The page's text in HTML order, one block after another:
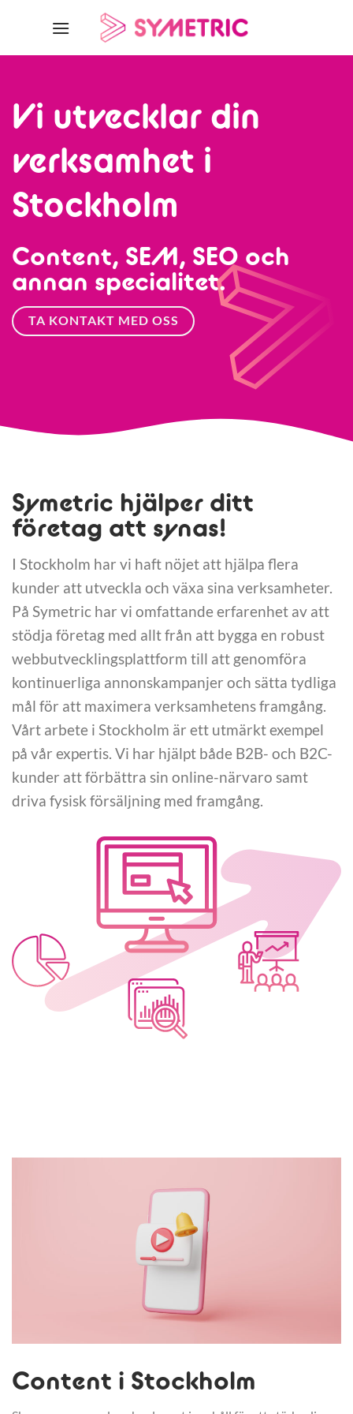
Vi utvecklar din
verksamhet i
Stockholm
Content, SEM, SEO och
annan specialitet.
TA KONTAKT MED OSS
Symetric hjälper ditt
företag att synas!
I Stockholm har vi haft nöjet att hjälpa flera
kunder att utveckla och växa sina verksamheter.
På Symetric har vi omfattande erfarenhet av att
stödja företag med allt från att bygga en robust
webbutvecklingsplattform till att genomföra
kontinuerliga annonskampanjer och sätta tydliga
mål för att maximera verksamhetens framgång.
Vårt arbete i Stockholm är ett utmärkt exempel
på vår expertis. Vi har hjälpt både B2B- och B2C-
kunder att förbättra sin online-närvaro samt
driva fysisk försäljning med framgång.
Content i Stockholm